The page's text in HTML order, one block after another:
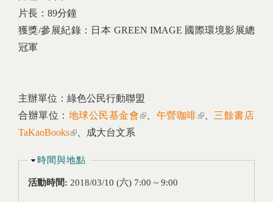
片長：89分鐘
獲獎/參展紀錄：日本 GREEN IMAGE 國際環境影展總
冠軍
主辦單位：綠色公民行動聯盟
合辦單位： 地球公民基金會(link is external)
午營咖啡(link is external)
、 三餘書店
TaKaoBooks(link is external)
、成大台文系
隱藏
時間與地點
活動時間: 2018/03/10 (六) 7:00 ~ 9:00